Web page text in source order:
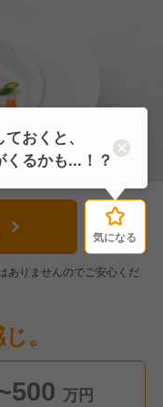
気になる
ありませんのでご安心くだ
。
万円
気になる
おくと、
くるかも...！？